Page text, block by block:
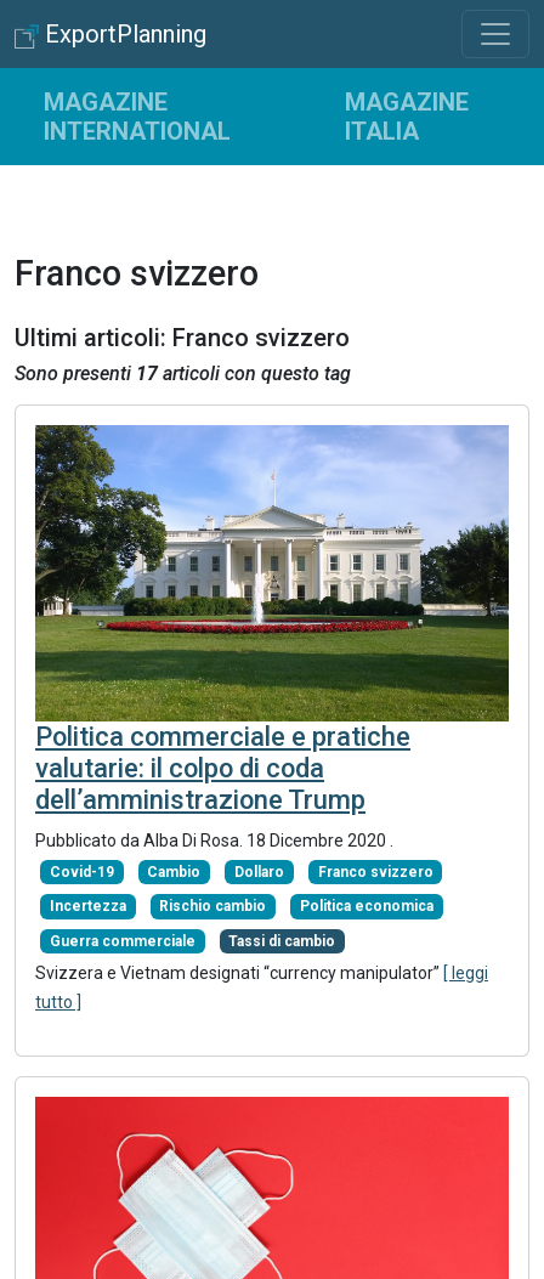
ExportPlanning
MAGAZINE
INTERNATIONAL
MAGAZINE
ITALIA
Franco svizzero
Ultimi articoli: Franco svizzero
Sono presenti 17articoli con questo tag
Politica commerciale e pratiche
valutarie: il colpo di coda
dell’amministrazione Trump
Pubblicato da Alba Di Rosa. 18 Dicembre 2020
Covid-19 Cambio Dollaro Franco svizzero
Incertezza Rischio cambio Politica economica
Guerra commerciale Tassi di cambio
Svizzera e Vietnam designati “currency manipulator” [ leggi
tutto ]